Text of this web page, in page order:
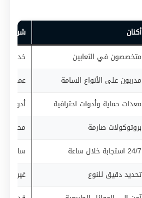
أكنان شركات
متخصصون في الثعابين
خدمة
مدربون على الأنواع السامة
عمال
معدات حماية وأدوات احترافية
أدوات
بروتوكولات صارمة
محدودة
24/7 استجابة خلال ساعة
ساعات
تحديد دقيق للنوع
غير